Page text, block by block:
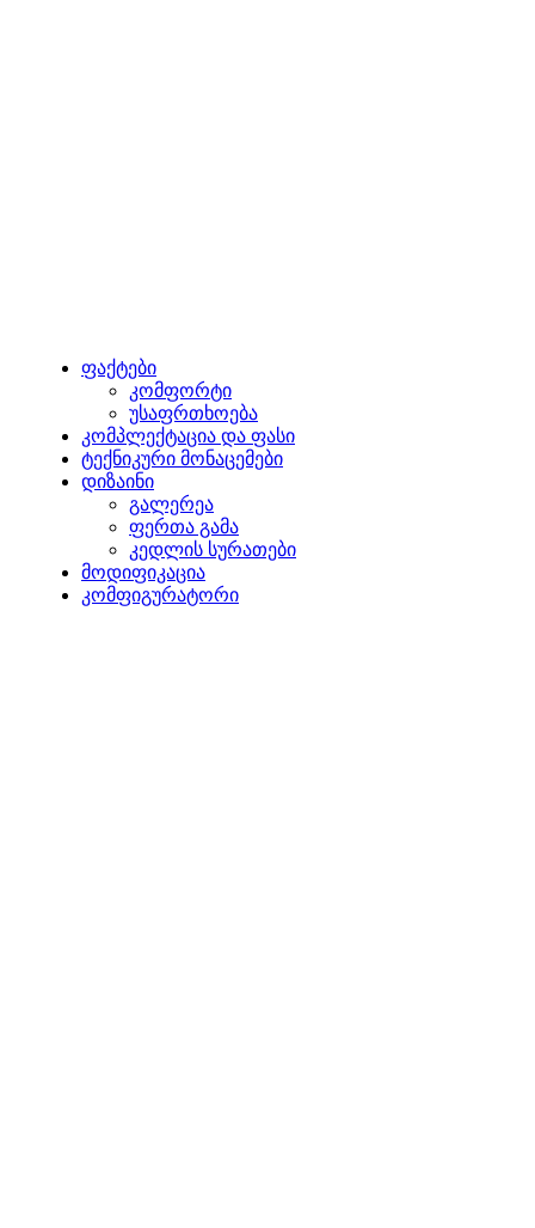
ფაქტები
კომფორტი
უსაფრთხოება
კომპლექტაცია და ფასი
ტექნიკური მონაცემები
დიზაინი
გალერეა
ფერთა გამა
კედლის სურათები
მოდიფიკაცია
კომფიგურატორი